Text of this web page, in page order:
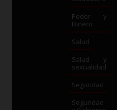
Poder y
Dinero
Salud
Salud y
sexualidad
Seguridad
Seguridad